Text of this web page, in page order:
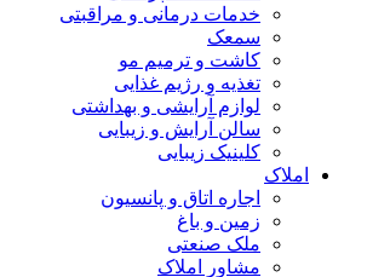
خدمات درمانی و مراقبتی
سمعک
کاشت و ترمیم مو
تغذیه و رژیم غذایی
لوازم آرایشی و بهداشتی
سالن آرایش و زیبایی
کلینیک زیبایی
املاک
اجاره اتاق و پانسیون
زمین و باغ
ملک صنعتی
مشاور املاک